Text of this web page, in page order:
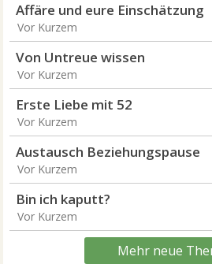
Affäre und eure Einschätzung
Vor Kurzem
Von Untreue wissen
Vor Kurzem
Erste Liebe mit 52
Vor Kurzem
Austausch Beziehungspause
Vor Kurzem
Bin ich kaputt?
Vor Kurzem
Mehr neue